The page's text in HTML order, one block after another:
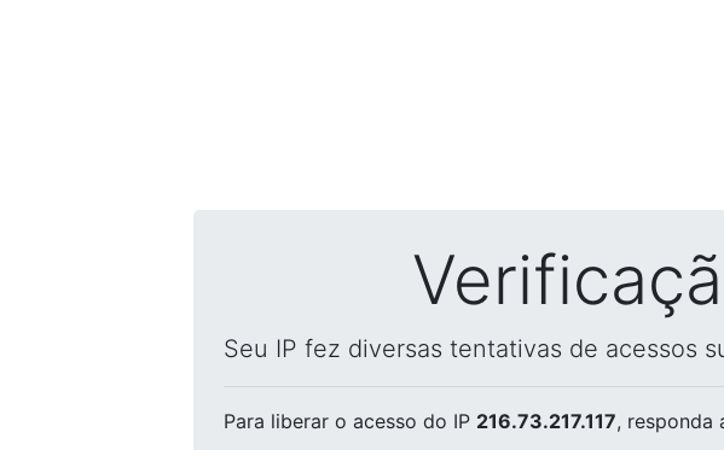
Seu IP fez diversas tentativas de acessos
Para liberar o acesso do IP 216.73.217.117, responda